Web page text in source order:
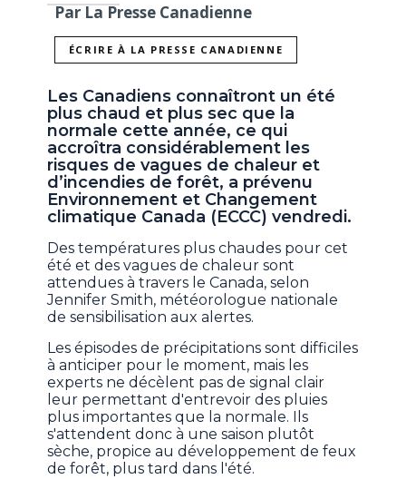
Par La Presse Canadienne
ÉCRIRE À LA PRESSE CANADIENNE
Les Canadiens connaîtront un été
plus chaud et plus sec que la
normale cette année, ce qui
accroîtra considérablement les
risques de vagues de chaleur et
d’incendies de forêt, a prévenu
Environnement et Changement
climatique Canada (ECCC) vendredi.
Des températures plus chaudes pour cet
été et des vagues de chaleur sont
attendues à travers le Canada, selon
Jennifer Smith, météorologue nationale
de sensibilisation aux alertes.
Les épisodes de précipitations sont difficiles
à anticiper pour le moment, mais les
experts ne décèlent pas de signal clair
leur permettant d'entrevoir des pluies
plus importantes que la normale. Ils
s'attendent donc à une saison plutôt
sèche, propice au développement de feux
de forêt, plus tard dans l'été.